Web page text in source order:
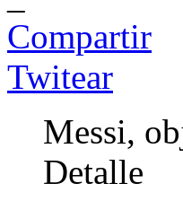
Compartir
Twitear
Messi,
Detalle